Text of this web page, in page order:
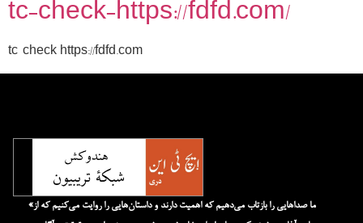
tc-check-https://fdfd.com/
tc-check https://fdfd.com
«ما صداهایی را بازتاب می‌دهیم که اهمیت دارند و داستان‌هایی را روایت می‌کنیم که از